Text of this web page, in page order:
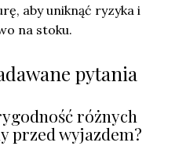
aby uniknąć ryzyka i
na stoku.
pytania
różnych
przed wyjazdem?